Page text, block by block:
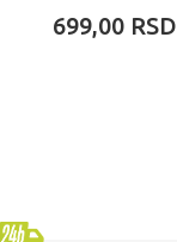
699,00 RSD